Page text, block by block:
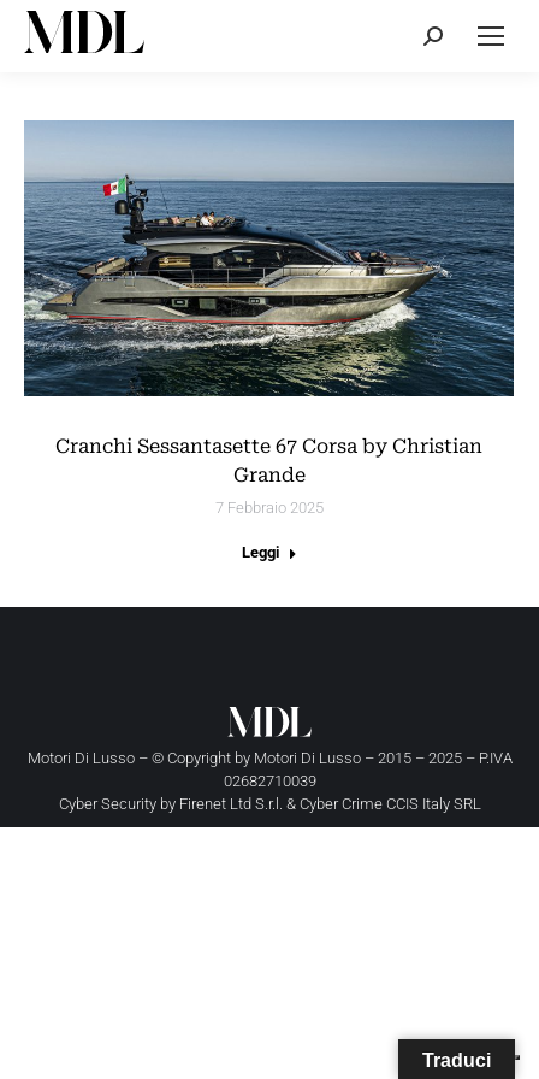
Cerca:
Cranchi Sessantasette 67 Corsa by Christian
Grande
7 Febbraio 2025
Leggi
Motori Di Lusso – © Copyright by Motori Di Lusso– 2015 – 2025 – P.IVA
02682710039
Cyber Security by Firenet Ltd S.r.l. & Cyber Crime CCIS Italy SRL
Traduci